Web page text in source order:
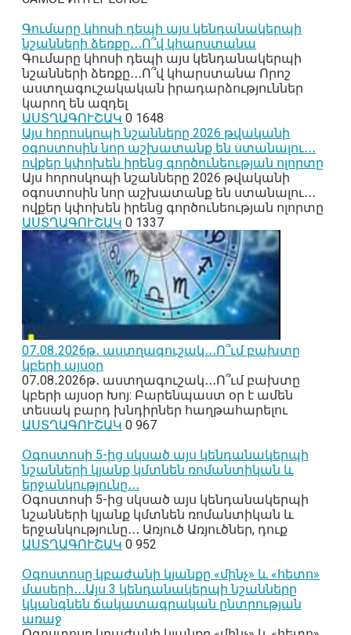
Գումարը կհոսի դեպի այս կենդանակերպի
նշանների ձեռքը․․․Ո՞վ կհարստանա
Գումարը կհոսի դեպի այս կենդանակերպի
նշանների ձեռքը․․․Ո՞վ կհարստանա Որոշ
աստղագուշակական իրադարձություններ
կարող են ազդել
ԱՍՏՂԱԳՈՒՇԱԿ 0 1648
Այս հորոսկոպի նշանները 2026 թվականի
օգոստոսին նոր աշխատանք են ստանալու․․․
ովքեր կփոխեն իրենց գործունեության ոլորտը
Այս հորոսկոպի նշանները 2026 թվականի
օգոստոսին նոր աշխատանք են ստանալու․․․
ովքեր կփոխեն իրենց գործունեության ոլորտը
ԱՍՏՂԱԳՈՒՇԱԿ 0 1337
07․08․2026թ․ աստղագուշակ․․․Ո՞ւմ բախտը
կբերի այսօր
07․08․2026թ․ աստղագուշակ․․․Ո՞ւմ բախտը
կբերի այսօր Խոյ: Բարենպաստ օր է ամեն
տեսակ բարդ խնդիրներ հաղթահարելու
ԱՍՏՂԱԳՈՒՇԱԿ 0 967
Օգոստոսի 5-ից սկսած այս կենդանակերպի
նշանների կյանք կմտնեն ռոմանտիկան և
երջանկությունը․․․
Օգոստոսի 5-ից սկսած այս կենդանակերպի
նշանների կյանք կմտնեն ռոմանտիկան և
երջանկությունը․․․ Առյուծ Առյուծներ, դուք
ԱՍՏՂԱԳՈՒՇԱԿ 0 952
Օգոստոսը կբաժանի կյանքը «մինչ» և «հետո»
մասերի․․․Այս 3 կենդանակերպի նշանները
կկանգնեն ճակատագրական ընտրության
առաջ